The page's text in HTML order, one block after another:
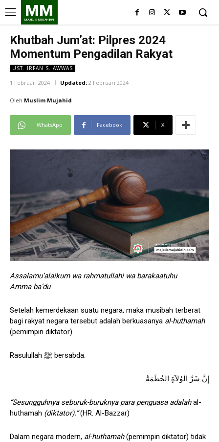
MM
MAJELIS MUJAHIDIN
Khutbah Jum’at: Pilpres 2024
Momentum Pengadilan Rakyat
UST. IRFAN S. AWWAS
1 Februari 2024 Updated: 2 Februari 2024
Oleh Muslim Mujahid
WhatsApp Facebook X
Assalamu’alaikum wa rahmatullahi wa barakaatuhu
Amma ba’du
Setelah kemerdekaan suatu negara, maka musibah terberat
bagi rakyat negara tersebut adalah berkuasanya al-huthamah
(pemimpin diktator).
Rasulullah ﷺ bersabda:
إِنَّ شَرَّ الوُلاَةِ الحُطَمَةُ
“Sesungguhnya seburuk-buruknya para penguasa adalahal-
huthamah (diktator).”(HR. Al-Bazzar)
Dalam negara modern, al-huthamah(pemimpin diktator) tidak